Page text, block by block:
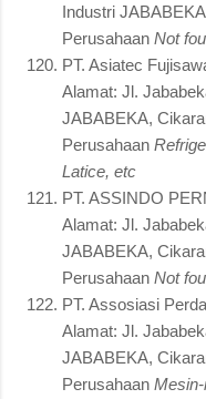
Industri
Perusahaan Not
PT. Asiatec
Alamat: Jl.
JABABEKA,
Perusahaan
Latice, etc
PT. ASSINDO
Alamat: Jl.
JABABEKA,
Perusahaan Not
PT. Assosiasi
Alamat: Jl.
JABABEKA,
Perusahaan